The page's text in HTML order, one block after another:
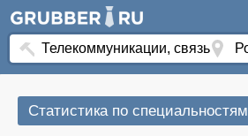
Статистика по специальностям